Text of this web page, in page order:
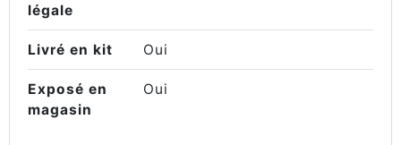
légale
Livré en kit Oui
Exposé en
magasin
Oui